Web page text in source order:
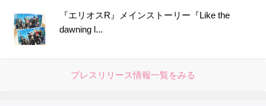
『エリオスR』メインストーリー『Like the
dawning l...
プレスリリース情報一覧をみる